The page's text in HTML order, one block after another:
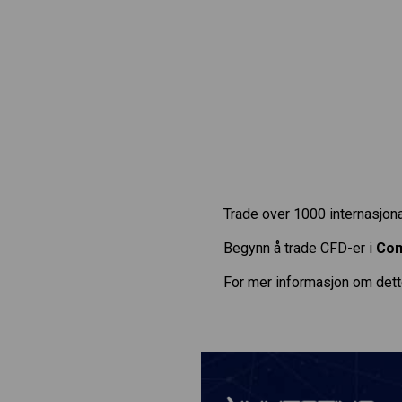
Trade over 1000
Begynn å trade CFD-er i
For mer informasjon om